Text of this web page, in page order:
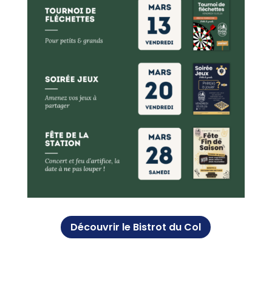
Découvrir le Bistrot du Col